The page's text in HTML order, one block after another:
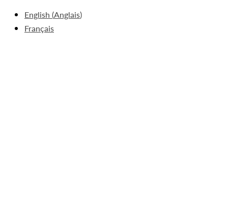
English (Anglais)
Français